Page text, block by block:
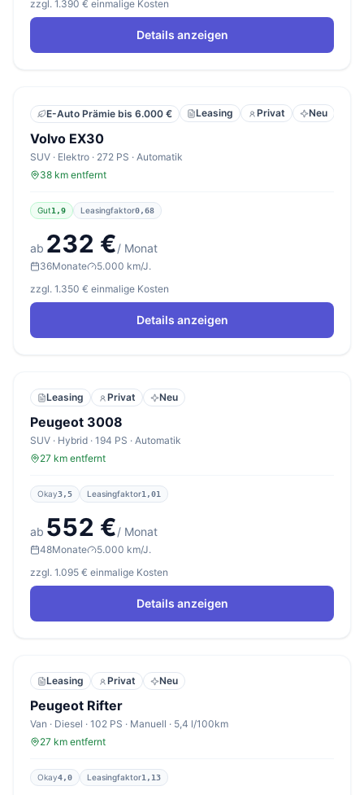
zzgl. 1.390 € einmalige Kosten
Details anzeigen
E-Auto Prämie bis 6.000 € Leasing Privat Neu
Volvo EX30
SUV · Elektro · 272 PS · Automatik
38 km entfernt
Gut1,9 Leasingfaktor0,68
ab 232 €/ Monat
36Monate
5.000 km/J.
zzgl. 1.350 € einmalige Kosten
Details anzeigen
Leasing Privat Neu
Peugeot 3008
SUV · Hybrid · 194 PS · Automatik
27 km entfernt
Okay3,5 Leasingfaktor1,01
ab 552 €/ Monat
48Monate
5.000 km/J.
zzgl. 1.095 € einmalige Kosten
Details anzeigen
Leasing Privat Neu
Peugeot Rifter
Van · Diesel · 102 PS · Manuell · 5,4 l/100km
27 km entfernt
Okay4,0 Leasingfaktor1,13